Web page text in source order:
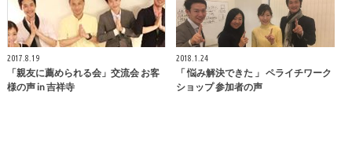
2017.8.19
「親友に薦められる会」交流会 お客
様の声 in 吉祥寺
2018.1.24
「 悩み解決できた 」 ペライチワーク
ショップ 参加者の声